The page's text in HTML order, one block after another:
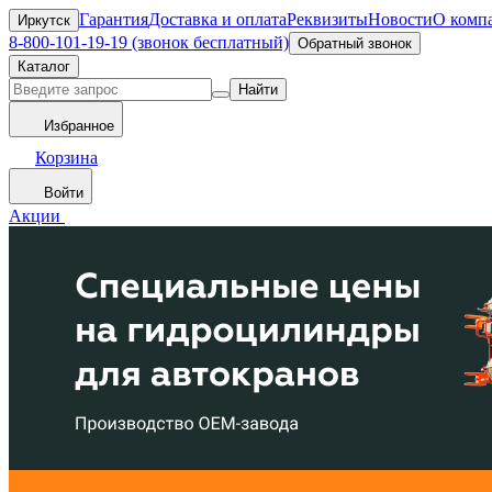
Иркутск ГарантияДоставка и оплатаРеквизитыНовостиО
8-800-101-19-19 (звонок бесплатный) Обратный звонок
Каталог
Найти
Избранное
Корзина
Войти
Акции